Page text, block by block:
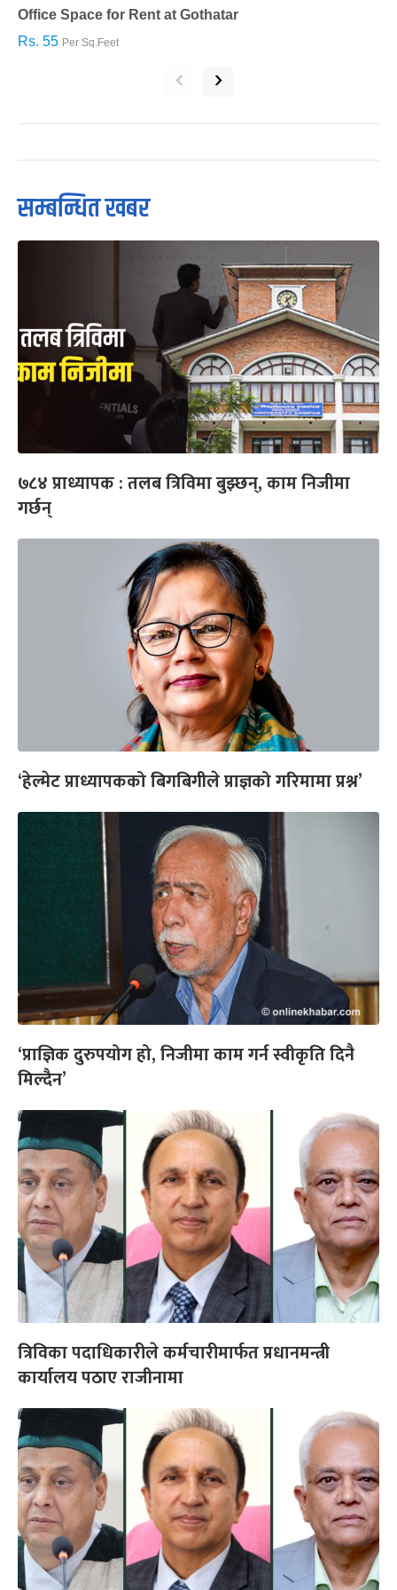
Office Space for Rent at Gothatar
Rs. 55 Per Sq.Feet
‹ ›
सम्बन्धित खबर
७८४ प्राध्यापक : तलब त्रिविमा बुझ्छन्, काम निजीमा
गर्छन्
‘हेल्मेट प्राध्यापकको बिगबिगीले प्राज्ञको गरिमामा प्रश्न’
‘प्राज्ञिक दुरुपयोग हो, निजीमा काम गर्न स्वीकृति दिनै
मिल्दैन’
त्रिविका पदाधिकारीले कर्मचारीमार्फत प्रधानमन्त्री
कार्यालय पठाए राजीनामा